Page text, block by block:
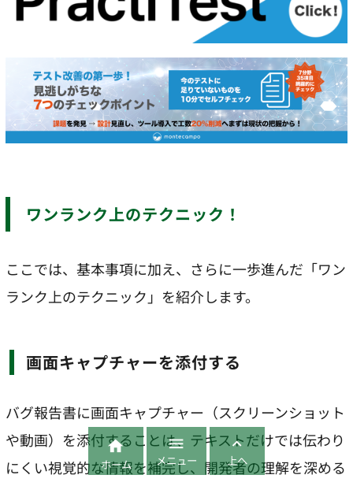
ワンランク上のテクニック！
ここでは、基本事項に加え、さらに一歩進んだ「ワン
ランク上のテクニック」を紹介します。
画面キャプチャーを添付する
バグ報告書に画面キャプチャー（スクリーンショット
や動画）を添付することは、テキストだけでは伝わり
にくい視覚的な情報を補完し、開発者の理解を深める

ホーム

メニュー

上へ